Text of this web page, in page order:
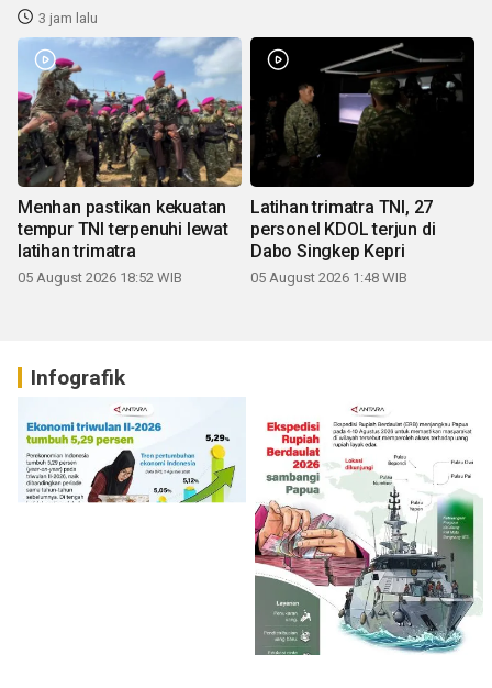
3 jam lalu
Menhan pastikan kekuatan
tempur TNI terpenuhi lewat
latihan trimatra
05 August 2026 18:52 WIB
Latihan trimatra TNI, 27
personel KDOL terjun di
Dabo Singkep Kepri
05 August 2026 1:48 WIB
Infografik